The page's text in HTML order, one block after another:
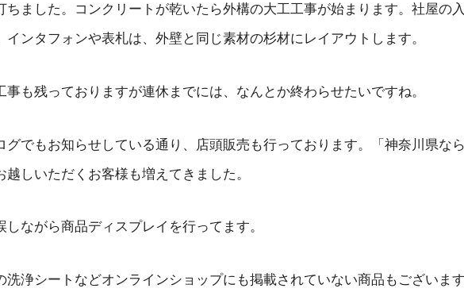
ちました。コンクリートが乾いたら外構の大工工事が始まります。社屋の
インタフォンや表札は、外壁と同じ素材の杉材にレイアウトします。
事も残っておりますが連休までには、なんとか終わらせたいですね。
グでもお知らせしている通り、店頭販売も行っております。「神奈川県な
越しいただくお客様も増えてきました。
しながら商品ディスプレイを行ってます。
洗浄シートなどオンラインショップにも掲載されていない商品もございま